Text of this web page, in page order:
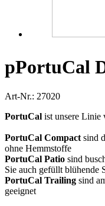
pPortuCal
Art-Nr.: 27020
PortuCal ist unsere Linie
PortuCal Compact sind
ohne Hemmstoffe
PortuCal Patio sind
Sie auch gefüllt blühende
PortuCal Trailing sind
geeignet